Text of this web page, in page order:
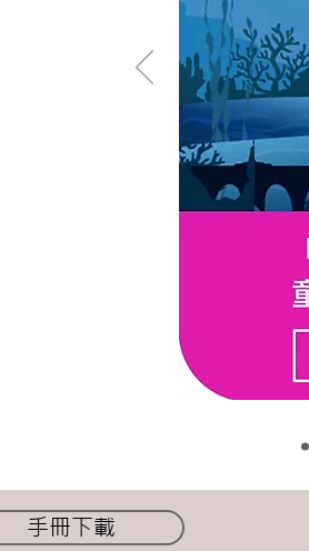
手冊下載